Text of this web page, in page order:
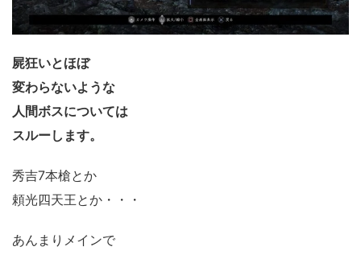
屍狂いとほぼ
変わらないような
人間ボスについては
スルーします。
秀吉7本槍とか
頼光四天王とか・・・
あんまりメインで